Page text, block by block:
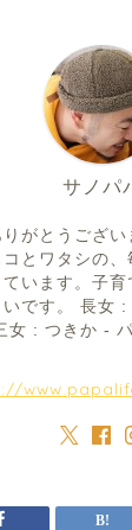
サノパ
がとうござ
とワタシの
います。子
いです。 長女
女 : つきか -